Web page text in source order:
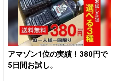
アマゾン1位の実績！380円で
5日間お試し。